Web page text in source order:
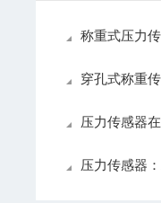
称重式压力传感器：将压
穿孔式称重传感
压力传感器在工业过
压力传感器：工